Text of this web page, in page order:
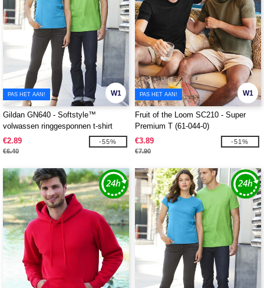
W1
PAS HET AAN!
Gildan GN640 - Softstyle™
volwassen ringgesponnen t-shirt
€2.89
€6.40
-55%
W1
PAS HET AAN!
Fruit of the Loom SC210 - Super
Premium T (61-044-0)
€3.89
€7.90
-51%